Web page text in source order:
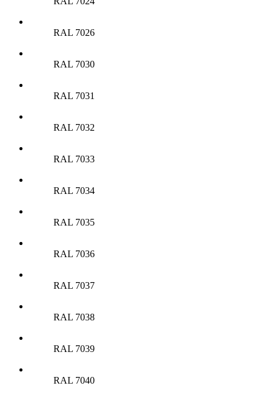
RAL 7026
RAL 7030
RAL 7031
RAL 7032
RAL 7033
RAL 7034
RAL 7035
RAL 7036
RAL 7037
RAL 7038
RAL 7039
RAL 7040